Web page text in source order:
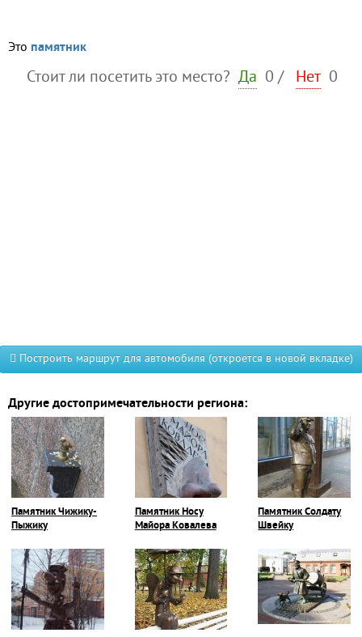
Это памятник
Стоит ли посетить это место? Да 0 / Нет 0
Построить маршрут для автомобиля (откроется в новой вкладке)
Другие достопримечательности региона:
Памятник Чижику-
Пыжику
Памятник Носу
Майора Ковалева
Памятник Солдату
Швейку